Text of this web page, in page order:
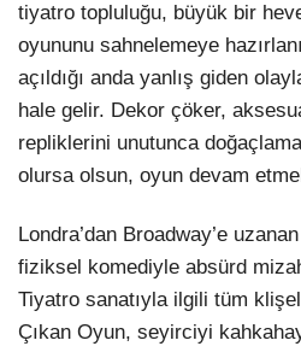
tiyatro topluluğu, büyük bir
oyununu sahnelemeye
açıldığı anda yanlış giden
hale gelir. Dekor çöker,
repliklerini unutunca
olursa olsun, oyun devam
Londra’dan Broadway’e
fiziksel komediyle absürd
Tiyatro sanatıyla ilgili tüm
Çıkan Oyun, seyirciyi